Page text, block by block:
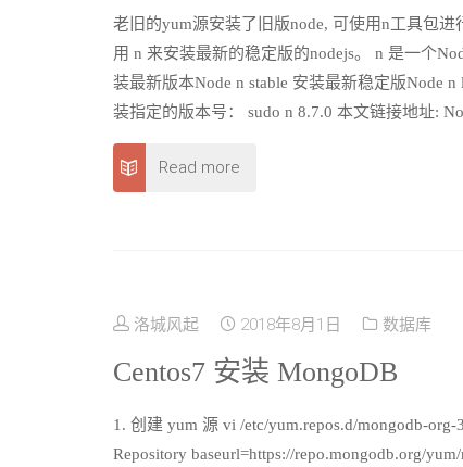
老旧的yum源安装了旧版node, 可使用n工具包进
用 n 来安装最新的稳定版的nodejs。 n 是一个
装最新版本Node n stable 安装最新稳定版Node
装指定的版本号： sudo n 8.7.0 本文链接地址:
Read more
洛城风起 2018年8月1日 数据库
Centos7 安装 MongoDB
1. 创建 yum 源 vi /etc/yum.repos.d/mongodb-
Repository baseurl=https://repo.mongodb.org/